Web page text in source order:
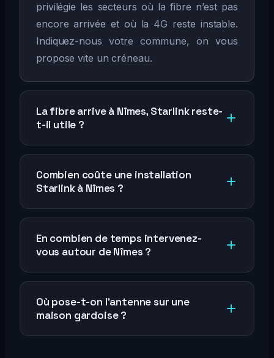
privilégie les secteurs où la fibre n’est pas
encore arrivée et où la 4G reste instable.
Indiquez-nous votre commune, on vous
propose vite un créneau.
La fibre arrive à Nîmes, Starlink reste-
t-il utile ?
Combien coûte une installation
Starlink à Nîmes ?
En combien de temps intervenez-
vous autour de Nîmes ?
Où pose-t-on l’antenne sur une
maison gardoise ?